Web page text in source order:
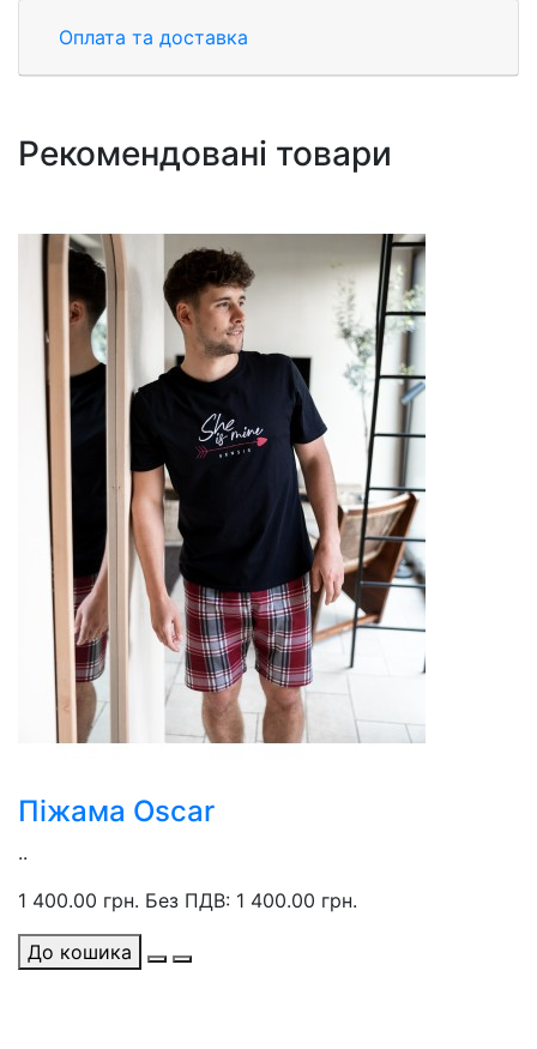
Оплата та доставка
Рекомендовані товари
Піжама Oscar
..
1 400.00 грн. Без ПДВ: 1 400.00 грн.
До кошика